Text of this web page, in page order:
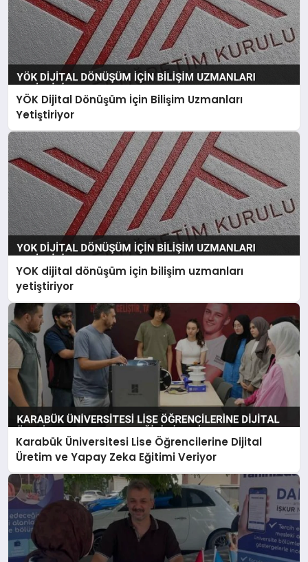
YÖK Dijital Dönüşüm İçin Bilişim Uzmanları
Yetiştiriyor
YOK dijital dönüşüm için bilişim uzmanları
yetiştiriyor
Karabük Üniversitesi Lise Öğrencilerine Dijital
Üretim ve Yapay Zeka Eğitimi Veriyor